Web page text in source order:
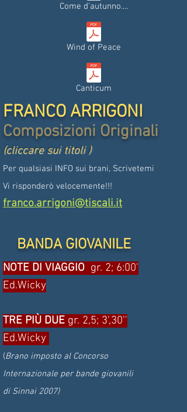
Come d'autunno....
Wind of Peace
Canticum
FRANCO ARRIGONI
Composizioni Originali
(cliccare sui titoli )
Per qualsiasi INFO sui brani, Scrivetemi
Vi risponderò velocemente!!!
franco.arrigoni@tiscali.it
BANDA GIOVANILE
NOTE DI VIAGGIO gr. 2; 6:00'
Ed.Wicky
TRE PIÙ DUE gr. 2,5; 3',30''
Ed.Wicky
(Brano imposto al Concorso
Internazionale per bande giovanili
di Sinnai 2007)